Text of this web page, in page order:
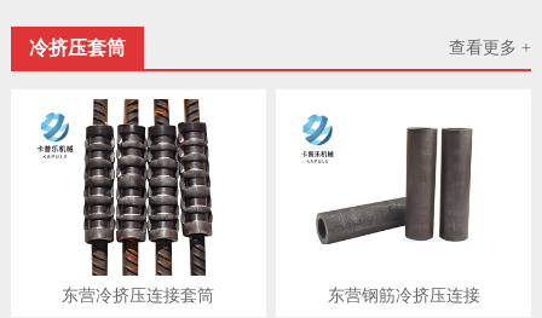
查看更多 +
冷挤压套筒
东营冷挤压连接套筒 东营钢筋冷挤压连接